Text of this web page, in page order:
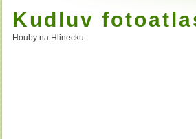
Kudluv
Houby na Hlinecku